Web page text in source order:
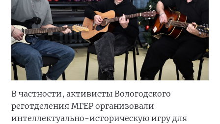
В частности, активисты Вологодского
реготделения МГЕР организовали
интеллектуально-историческую игру для